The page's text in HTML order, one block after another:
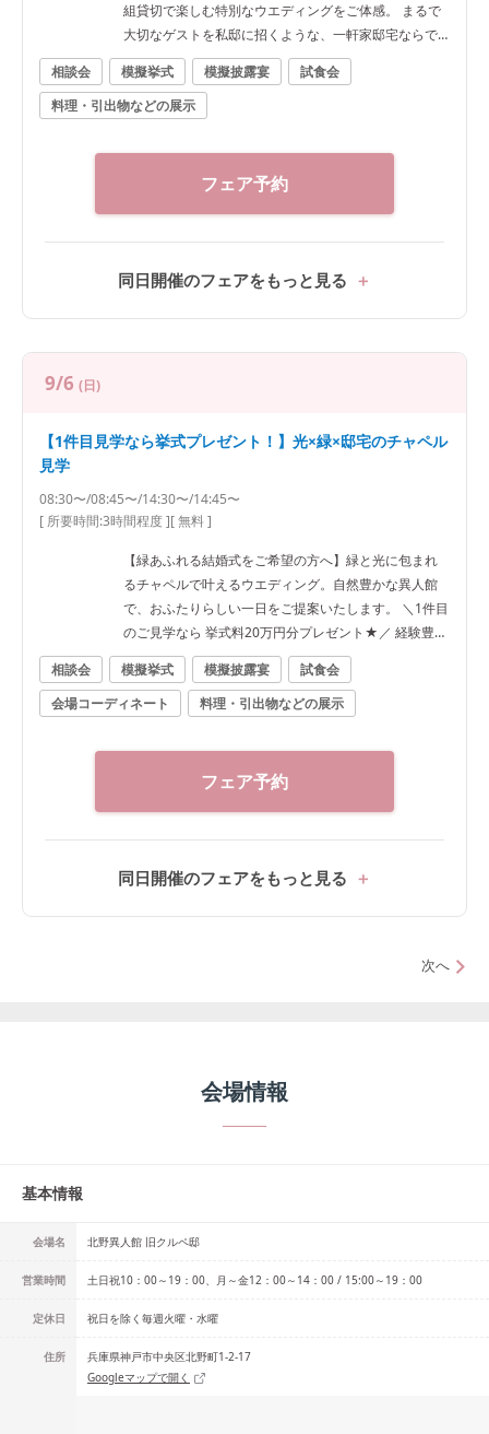
組貸切で楽しむ特別なウエディングをご体感。 まるで
大切なゲストを私邸に招くような、一軒家邸宅ならで
はの温かな時間をご提案します。 新神戸駅徒歩5分の好
立地にありながら、街の喧騒を忘れられる北野の隠れ
家。ゲストとの距離が近い、大人のアットホームな結
や試食会では、結婚式の進め方からご予算まで経験豊
富なプランナーが丁寧にご案内。 さらに当フェア限定
談会 経験豊富なプランナーがおふたりのご希望を伺い
まで丁寧にご案内。 大切なゲストを私邸に招くよう
す。 ◆初見学でお得に 1件目見学の方限定で、嬉しい
で使える2万円分ペアディナーチケット 〈ご成約特典〉
・生演奏付きチャペル挙式20万円分プレゼント ・ドレ
相談会 模擬挙式 模擬披露宴
試食会
料理・引出物などの展示
フェア予約
同日開催のフェアをもっと見る
9/6 (日)
【1件目見学なら挙式プレゼント！】光×緑×邸宅のチャペル
見学
08:30〜/08:45〜/14:30〜/14:45〜
[ 所要時間:3時間程度][ 無料 ]
【緑あふれる結婚式をご希望の方へ】緑と光に包まれ
るチャペルで叶えるウエディング。自然豊かな異人館
で、おふたりらしい一日をご提案いたします。 ＼1件目
のご見学なら 挙式料20万円分プレゼント★／ 経験豊富
なプランナーが、ご希望の時期やご人数、ご予算に合
わせて、おふたりならではのご結婚式をご提案いたし
ます。 ■ピックアップフェア内容 ・ガーデン＆チャペ
り注ぐ旧サンルームのチャペルをご案内。開放感あふ
れる空間をご体感いただけます。 ・結婚式相談会 ご予
「パリ金賞スペシャリテ」「パリパリの鯛の鱗焼き」
でも好評の婚礼料理をご試食いただけます。 ・本番直
ご見学。テーブル装花や会場の雰囲気を実際にご覧い
FF ・アイテム特典（※時期・人数により異なります）
相談会 模擬挙式 模擬披露宴
試食会
会場コーディネート
料理・引出物などの展示
フェア予約
同日開催のフェアをもっと見る
次へ
会場情報
基本情報
会場名 北野異人館 旧クルペ邸
営業時間 土日祝10：00～19：00、月～金12：00～14：00 / 15:00～19：00
定休日 祝日を除く毎週火曜・水曜
住所
兵庫県神戸市中央区北野町1-2-17
Googleマップで開く